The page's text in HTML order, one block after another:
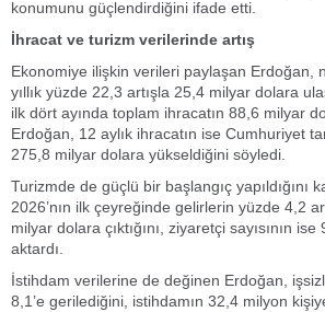
konumunu güçlendirdiğini ifade etti.
İhracat ve turizm verilerinde artış
Ekonomiye ilişkin verileri paylaşan Erdoğan,
yıllık yüzde 22,3 artışla 25,4 milyar dolara
ilk dört ayında toplam ihracatın 88,6 milyar
Erdoğan, 12 aylık ihracatın ise Cumhuriyet
275,8 milyar dolara yükseldiğini söyledi.
Turizmde de güçlü bir başlangıç yapıldığını
2026’nın ilk çeyreğinde gelirlerin yüzde 4,2
milyar dolara çıktığını, ziyaretçi sayısının ise
aktardı.
İstihdam verilerine de değinen Erdoğan,
8,1’e gerilediğini, istihdamın 32,4 milyon